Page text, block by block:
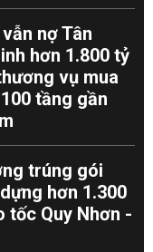
nợ Tân
hơn 1.800 tỷ
vụ mua
tầng gần
trúng gói
hơn 1.300
tốc Quy Nhơn -